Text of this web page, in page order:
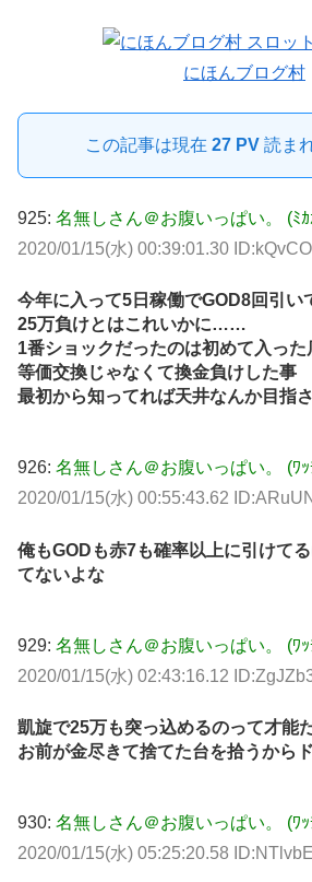
にほんブログ村
この記事は現在 27 PV 読ま
925: 名無しさん＠お腹いっぱい。 (ﾐ
2020/01/15(水) 00:39:01.30
今年に入って5日稼働でGOD8回引い
25万負けとはこれいかに……
1番ショックだったのは初めて入った
等価交換じゃなくて換金負けした事
最初から知ってれば天井なんか目指
926: 名無しさん＠お腹いっぱい。 (ﾜ
2020/01/15(水) 00:55:43.62
俺もGODも赤7も確率以上に引けて
てないよな
929: 名無しさん＠お腹いっぱい。 (ﾜ
2020/01/15(水) 02:43:16.12
凱旋で25万も突っ込めるのって才能
お前が金尽きて捨てた台を拾うから
930: 名無しさん＠お腹いっぱい。 (ﾜ
2020/01/15(水) 05:25:20.58